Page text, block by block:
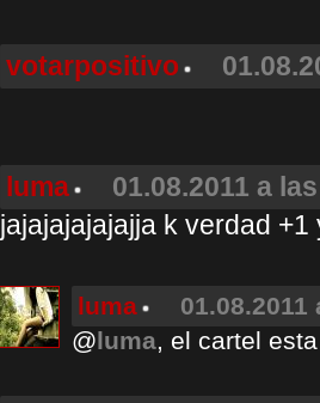
votarpositivo
luma
01.08.2011 a
jajajajajajajja k verdad +1
luma
01.08.2011
@luma, el cartel